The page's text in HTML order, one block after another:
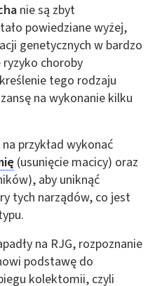
nie są zbyt
powiedziane wyżej,
genetycznych w bardzo
choroby
tego rodzaju
na wykonanie kilku
przykład wykonać
(usunięcie macicy) oraz
aby uniknąć
tych narządów, co jest
na RJG, rozpoznanie
podstawę do
kolektomii, czyli